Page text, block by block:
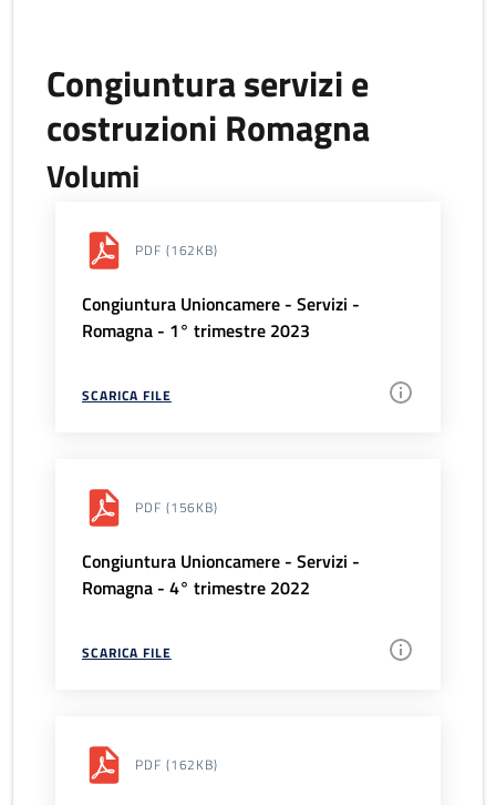
Congiuntura servizi e
costruzioni Romagna
Volumi
PDF (162KB)
Congiuntura Unioncamere - Servizi -
Romagna - 1° trimestre 2023
SCARICA FILE
PDF (156KB)
Congiuntura Unioncamere - Servizi -
Romagna - 4° trimestre 2022
SCARICA FILE
PDF (162KB)